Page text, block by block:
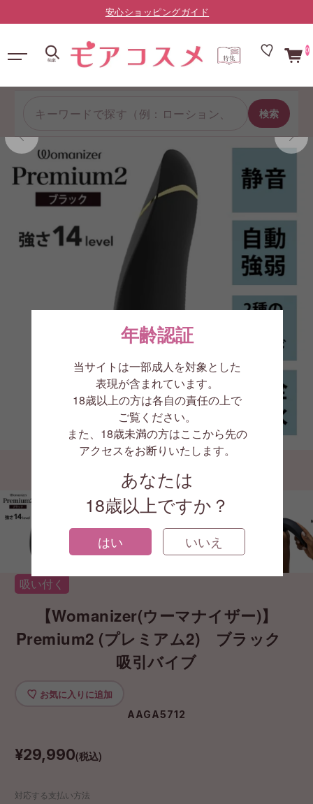
0
年齢認証
当サイトは一部成人を対象とした
表現が含まれています。
18歳以上の方は各自の責任の上で
ご覧ください。
また、18歳未満の方はここから先の
アクセスをお断りいたします。
あなたは
18歳以上ですか？
はい いいえ
検索
1/14
吸い付く
【Womanizer(ウーマナイザー)】
Premium2 (プレミアム2) ブラック
吸引バイブ
お気に入りに追加
AAGA5712
¥29,990(税込)
対応する支払い方法
LINE友だち限定：¥10,000以上で送料無料（登録はこちら）